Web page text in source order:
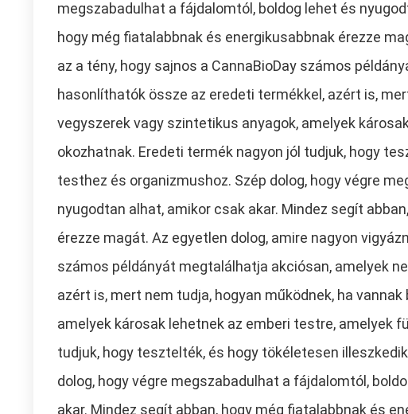
megszabadulhat a fájdalomtól, boldog lehet és
hogy még fiatalabbnak és energikusabbnak érezze
az a tény, hogy sajnos a CannaBioDay számos
hasonlíthatók össze az eredeti termékkel, azért is,
vegyszerek vagy szintetikus anyagok, amelyek
okozhatnak. Eredeti termék nagyon jól tudjuk, hogy
testhez és organizmushoz. Szép dolog, hogy végre
nyugodtan alhat, amikor csak akar. Mindez segít
érezze magát. Az egyetlen dolog, amire nagyon
számos példányát megtalálhatja akciósan, amelyek
azért is, mert nem tudja, hogyan működnek, ha
amelyek károsak lehetnek az emberi testre, amelyek
tudjuk, hogy tesztelték, és hogy tökéletesen
dolog, hogy végre megszabadulhat a fájdalomtól,
akar. Mindez segít abban, hogy még fiatalabbnak és